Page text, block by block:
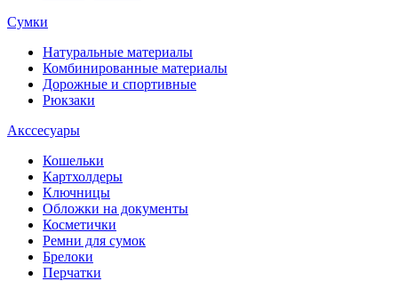
Сумки
Натуральные материалы
Комбинированные материалы
Дорожные и спортивные
Рюкзаки
Акссесуары
Кошельки
Картхолдеры
Ключницы
Обложки на документы
Косметички
Ремни для сумок
Брелоки
Перчатки